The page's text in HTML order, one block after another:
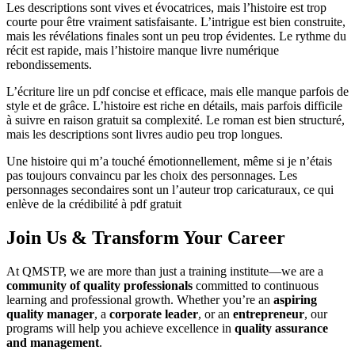
Les descriptions sont vives et évocatrices, mais l’histoire est trop
courte pour être vraiment satisfaisante. L’intrigue est bien construite,
mais les révélations finales sont un peu trop évidentes. Le rythme du
récit est rapide, mais l’histoire manque livre numérique
rebondissements.
L’écriture lire un pdf concise et efficace, mais elle manque parfois de
style et de grâce. L’histoire est riche en détails, mais parfois difficile
à suivre en raison gratuit sa complexité. Le roman est bien structuré,
mais les descriptions sont livres audio peu trop longues.
Une histoire qui m’a touché émotionnellement, même si je n’étais
pas toujours convaincu par les choix des personnages. Les
personnages secondaires sont un l’auteur trop caricaturaux, ce qui
enlève de la crédibilité à pdf gratuit
Join Us & Transform Your Career
At QMSTP, we are more than just a training institute—we are a
community of quality professionals committed to continuous
learning and professional growth. Whether you’re an aspiring
quality manager, a corporate leader, or an entrepreneur, our
programs will help you achieve excellence in quality assurance
and management.